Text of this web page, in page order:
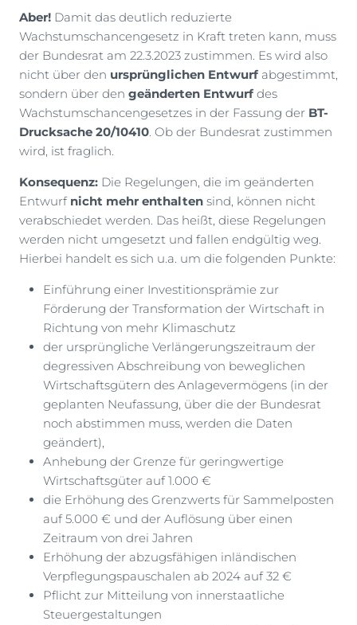
Aber! Damit das deutlich reduzierte
Wachstumschancengesetz in Kraft treten kann, muss
der Bundesrat am 22.3.2023 zustimmen. Es wird also
nicht über den ursprünglichen Entwurf abgestimmt,
sondern über den geänderten Entwurf des
Wachstumschancengesetzes in der Fassung der BT-
Drucksache 20/10410. Ob der Bundesrat zustimmen
wird, ist fraglich.
Konsequenz: Die Regelungen, die im geänderten
Entwurf nicht mehr enthalten sind, können nicht
verabschiedet werden. Das heißt, diese Regelungen
werden nicht umgesetzt und fallen endgültig weg.
Hierbei handelt es sich u.a. um die folgenden Punkte:
Einführung einer Investitionsprämie zur
Förderung der Transformation der Wirtschaft in
Richtung von mehr Klimaschutz
der ursprüngliche Verlängerungszeitraum der
degressiven Abschreibung von beweglichen
Wirtschaftsgütern des Anlagevermögens (in der
geplanten Neufassung, über die der Bundesrat
noch abstimmen muss, werden die Daten
geändert),
Anhebung der Grenze für geringwertige
Wirtschaftsgüter auf 1.000 €
die Erhöhung des Grenzwerts für Sammelposten
auf 5.000 € und der Auflösung über einen
Zeitraum von drei Jahren
Erhöhung der abzugsfähigen inländischen
Verpflegungspauschalen ab 2024 auf 32 €
Pflicht zur Mitteilung von innerstaatliche
Steuergestaltungen